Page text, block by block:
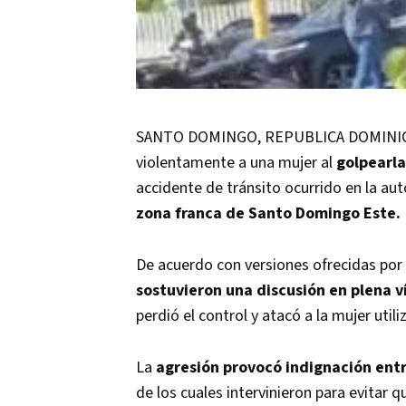
SANTO DOMINGO, REPUBLICA
violentamente a una mujer al
accidente de tránsito ocurrido en la
zona franca de Santo Domingo Este.
De acuerdo con versiones ofrecidas
sostuvieron una discusión en plena
perdió el control y atacó a la mujer
La agresión provocó indignación
de los cuales intervinieron para evitar